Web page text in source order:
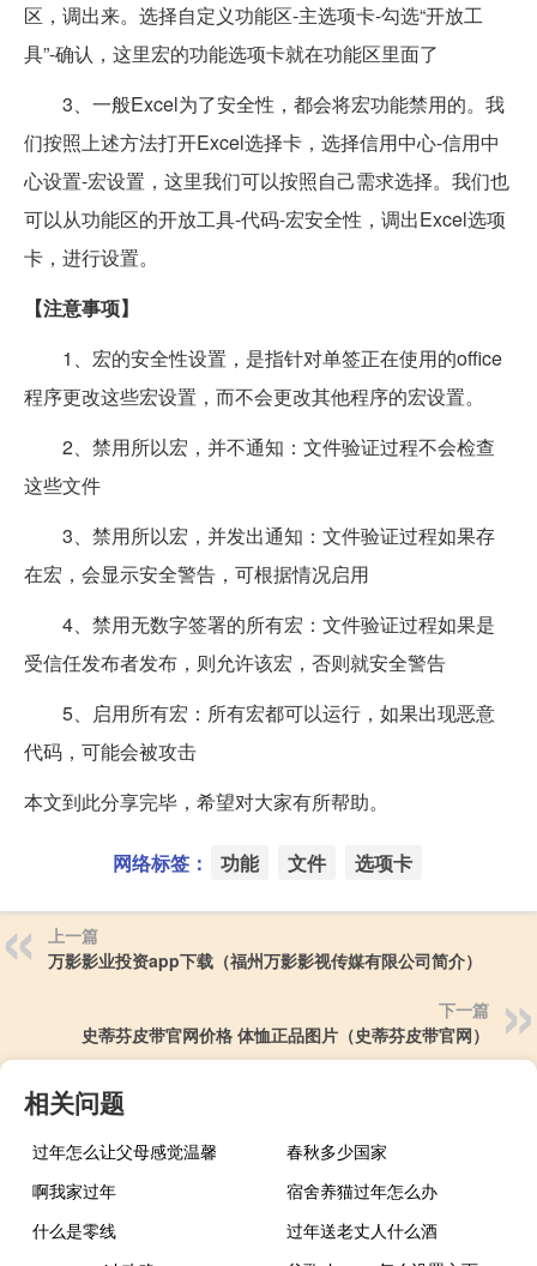
区，调出来。选择自定义功能区-主选项卡-勾选“开放工
具”-确认，这里宏的功能选项卡就在功能区里面了
3、一般Excel为了安全性，都会将宏功能禁用的。我
们按照上述方法打开Excel选择卡，选择信用中心-信用中
心设置-宏设置，这里我们可以按照自己需求选择。我们也
可以从功能区的开放工具-代码-宏安全性，调出Excel选项
卡，进行设置。
【注意事项】
1、宏的安全性设置，是指针对单签正在使用的office
程序更改这些宏设置，而不会更改其他程序的宏设置。
2、禁用所以宏，并不通知：文件验证过程不会检查
这些文件
3、禁用所以宏，并发出通知：文件验证过程如果存
在宏，会显示安全警告，可根据情况启用
4、禁用无数字签署的所有宏：文件验证过程如果是
受信任发布者发布，则允许该宏，否则就安全警告
5、启用所有宏：所有宏都可以运行，如果出现恶意
代码，可能会被攻击
本文到此分享完毕，希望对大家有所帮助。
网络标签： 功能 文件 选项卡
上一篇
万影影业投资app下载（福州万影影视传媒有限公司简介）
下一篇
史蒂芬皮带官网价格 体恤正品图片（史蒂芬皮带官网）
相关问题
过年怎么让父母感觉温馨
春秋多少国家
啊我家过年
宿舍养猫过年怎么办
什么是零线
过年送老丈人什么酒